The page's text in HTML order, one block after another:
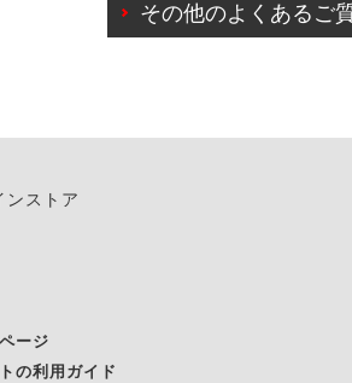
由によりご予約のキャンセルをご希
その他のよくあるご
ンストア
ージ
の利用ガイド